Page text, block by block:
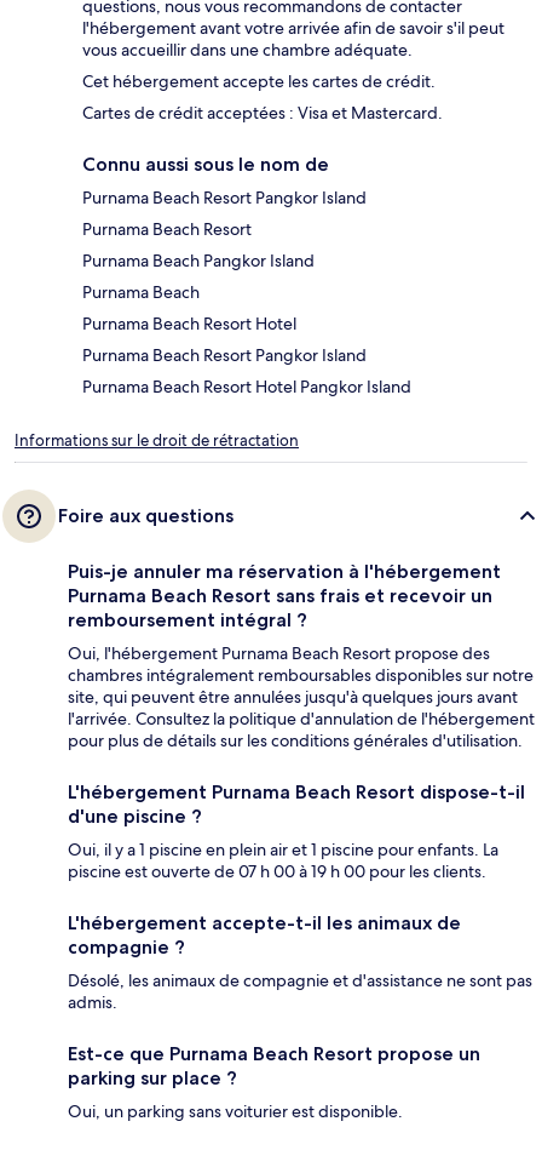
questions, nous vous recommandons de contacter
l'hébergement avant votre arrivée afin de savoir s'il peut
vous accueillir dans une chambre adéquate.
Cet hébergement accepte les cartes de crédit.
Cartes de crédit acceptées : Visa et Mastercard.
Connu aussi sous le nom de
Purnama Beach Resort Pangkor Island
Purnama Beach Resort
Purnama Beach Pangkor Island
Purnama Beach
Purnama Beach Resort Hotel
Purnama Beach Resort Pangkor Island
Purnama Beach Resort Hotel Pangkor Island
Informations sur le droit de rétractation
Foire aux questions
Puis-je annuler ma réservation à l'hébergement
Purnama Beach Resort sans frais et recevoir un
remboursement intégral ?
Oui, l'hébergement Purnama Beach Resort propose des
chambres intégralement remboursables disponibles sur notre
site, qui peuvent être annulées jusqu'à quelques jours avant
l'arrivée. Consultez la politique d'annulation de l'hébergement
pour plus de détails sur les conditions générales d'utilisation.
L'hébergement Purnama Beach Resort dispose-t-il
d'une piscine ?
Oui, il y a 1 piscine en plein air et 1 piscine pour enfants. La
piscine est ouverte de 07 h 00 à 19 h 00 pour les clients.
L'hébergement accepte-t-il les animaux de
compagnie ?
Désolé, les animaux de compagnie et d'assistance ne sont pas
admis.
Est-ce que Purnama Beach Resort propose un
parking sur place ?
Oui, un parking sans voiturier est disponible.